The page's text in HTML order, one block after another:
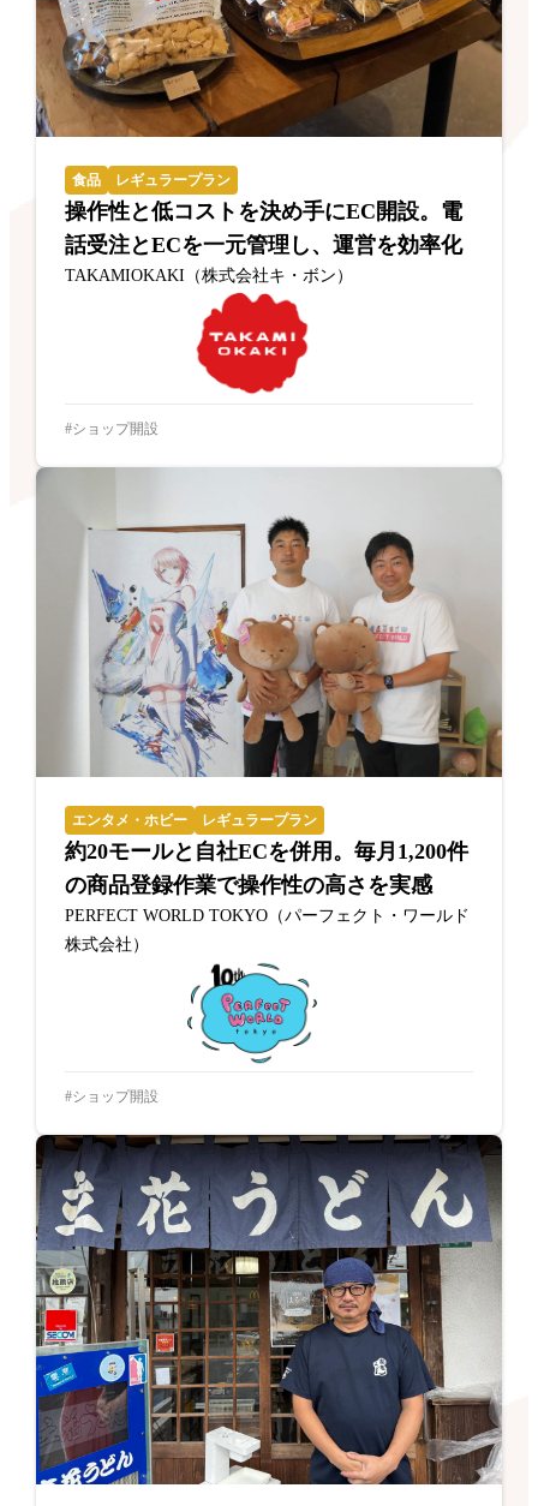
食品 レギュラープラン
操作性と低コストを決め手にEC開設。電
話受注とECを一元管理し、運営を効率化
TAKAMIOKAKI（株式会社キ・ボン）
ショップ開設
エンタメ・ホビー レギュラープラン
約20モールと自社ECを併用。毎月1,200件
の商品登録作業で操作性の高さを実感
PERFECT WORLD TOKYO（パーフェクト・ワールド
株式会社）
ショップ開設